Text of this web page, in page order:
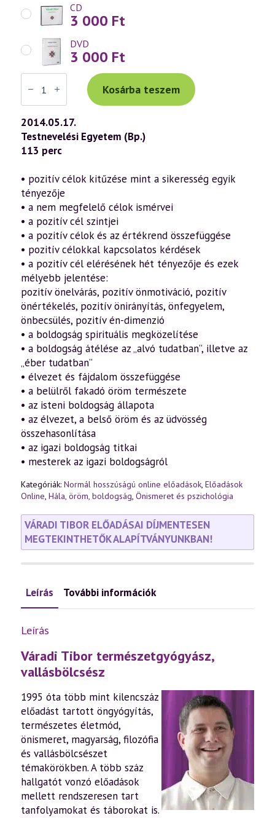
CD
3 000 Ft
DVD
3 000 Ft
Váradi
Tibor
előadás
(672)
—
Hála,
öröm,
boldogság
–
a
pozitív
pszichológiába
3.
(2014.05.17.)
mennyiség
Kosárba teszem
2014.05.17.
Testnevelési Egyetem (Bp.)
113 perc
• pozitív célok kitűzése mint a sikeresség egyik
tényezője
• a nem megfelelő célok ismérvei
• a pozitív cél szintjei
• a pozitív célok és az értékrend összefüggése
• pozitív célokkal kapcsolatos kérdések
• a pozitív cél elérésének hét tényezője és ezek
mélyebb jelentése:
pozitív önelvárás, pozitív önmotiváció, pozitív
önértékelés, pozitív önirányítás, önfegyelem,
önbecsülés, pozitív én-dimenzió
• a boldogság spirituális megközelítése
• a boldogság átélése az „alvó tudatban”, illetve az
„éber tudatban”
• élvezet és fájdalom összefüggése
• a belülről fakadó öröm természete
• az isteni boldogság állapota
• az élvezet, a belső öröm és az üdvösség
összehasonlítása
• az igazi boldogság titkai
• mesterek az igazi boldogságról
Kategóriák: Normál hosszúságú online előadások, Előadások
Online, Hála, öröm, boldogság, Önismeret és pszichológia
VÁRADI TIBOR ELŐADÁSAI DÍJMENTESEN
MEGTEKINTHETŐK ALAPÍTVÁNYUNKBAN!
Leírás További információk
Leírás
Váradi Tibor természetgyógyász,
vallásbölcsész
1995 óta több mint kilencszáz
előadást tartott öngyógyítás,
természetes életmód,
önismeret, magyarság, filozófia
és vallásbölcsészet
témakörökben. A több száz
hallgatót vonzó előadások
mellett rendszeresen tart
tanfolyamokat és táborokat is.